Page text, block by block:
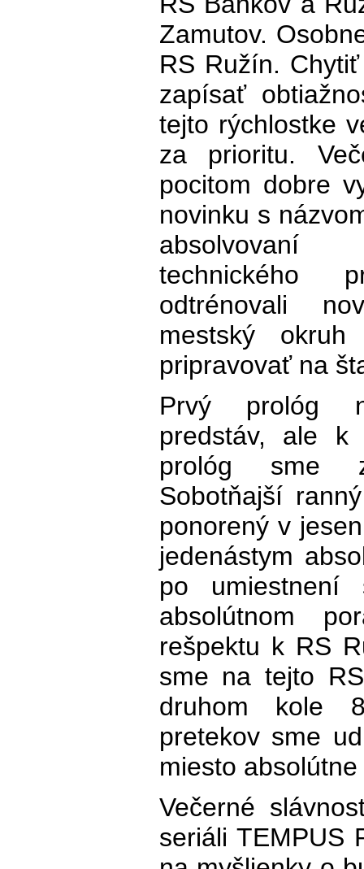
Zamutov.
RS Ružín.
zapísať
tejto rýchlostke
za prioritu.
pocitom dobre
novinku s
absolvovaní
technického
odtrénovali
mestský
pripravovať na
Prvý prológ
predstáv, ale k
prológ sme
Sobotňajší
ponorený v
jedenástym
po
absolútnom
rešpektu k RS
sme na tejto
druhom kole
pretekov sme
miesto
Večerné
seriáli TEMPUS